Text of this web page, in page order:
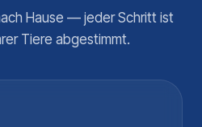
Hause — jeder Schritt ist
Tiere abgestimmt.